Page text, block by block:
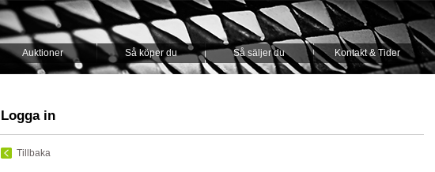
Auktioner Så köper du Så säljer du Kontakt & Tider
Logga in
Tillbaka